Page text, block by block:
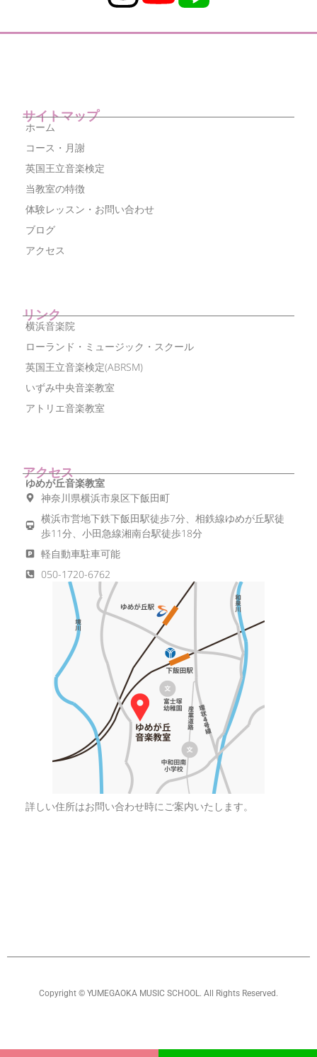
サイトマップ
ホーム
コース・月謝
英国王立音楽検定
当教室の特徴
体験レッスン・お問い合わせ
ブログ
アクセス
リンク
横浜音楽院
ローランド・ミュージック・スクール
英国王立音楽検定(ABRSM)
いずみ中央音楽教室
アトリエ音楽教室
アクセス
ゆめが丘音楽教室
神奈川県横浜市泉区下飯田町
横浜市営地下鉄下飯田駅徒歩7分、相鉄線ゆめが丘駅徒
歩11分、小田急線湘南台駅徒歩18分
軽自動車駐車可能
050-1720-6762
詳しい住所はお問い合わせ時にご案内いたします。
Copyright © YUMEGAOKA MUSIC SCHOOL. All Rights Reserved.